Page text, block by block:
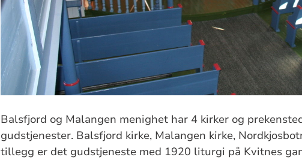
Balsfjord og Malangen menighet har 4 kirker og
gudstjenester. Balsfjord kirke, Malangen kirke,
tillegg er det gudstjeneste med 1920 liturgi på Kvitnes